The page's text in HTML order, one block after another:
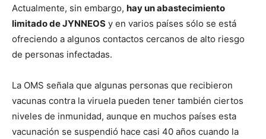
Actualmente, sin embargo, hay un abastecimiento
limitado de JYNNEOS y en varios países sólo se está
ofreciendo a algunos contactos cercanos de alto riesgo
de personas infectadas.
La OMS señala que algunas personas que recibieron
vacunas contra la viruela pueden tener también ciertos
niveles de inmunidad, aunque en muchos países esta
vacunación se suspendió hace casi 40 años cuando la